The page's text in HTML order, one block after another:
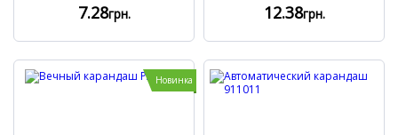
7.28грн. 12.38грн.
Новинка